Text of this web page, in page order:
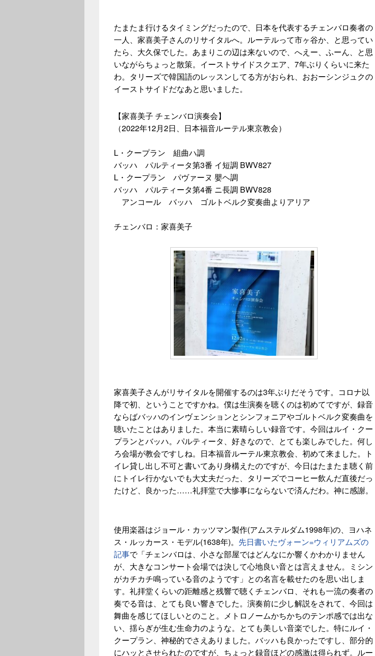
たまたま行けるタイミングだったので、日本を代表するチェンバロ奏者の
一人、家喜美子さんのリサイタルへ。ルーテルって市ヶ谷か、と思ってい
たら、大久保でした。あまりこの辺は来ないので、へえー、ふーん、と思
いながらちょっと散策。イーストサイドスクエア、7年ぶりくらいに来た
わ。タリーズで韓国語のレッスンしてる方がおられ、おおーシンジュクの
イーストサイドだなあと思いました。
【家喜美子 チェンバロ演奏会】
（2022年12月2日、日本福音ルーテル東京教会）
L・クープラン 組曲ハ調
バッハ パルティータ第3番 イ短調 BWV827
L・クープラン パヴァーヌ 嬰ヘ調
バッハ パルティータ第4番 ニ長調 BWV828
アンコール バッハ ゴルトベルク変奏曲よりアリア
チェンバロ：家喜美子
家喜美子さんがリサイタルを開催するのは3年ぶりだそうです。コロナ以
降で初、ということですかね。僕は生演奏を聴くのは初めてですが、録音
ならばバッハのインヴェンションとシンフォニアやゴルトベルク変奏曲を
聴いたことはありました。本当に素晴らしい録音です。今回はルイ・クー
プランとバッハ。パルティータ、好きなので、とても楽しみでした。何し
ろ会場が教会ですしね。日本福音ルーテル東京教会、初めて来ました。ト
イレ貸し出し不可と書いてあり身構えたのですが、今日はたまたま聴く前
にトイレ行かないでも大丈夫だった、タリーズでコーヒー飲んだ直後だっ
たけど、良かった……礼拝堂で大惨事にならないで済んだわ。神に感謝。
使用楽器はジョール・カッツマン製作(アムステルダム1998年)の、ヨハネ
ス・ルッカース・モデル(1638年)。 先日書いたヴォーン=ウィリアムズの
記事で「チェンバロは、小さな部屋ではどんなにか響くかわかりません
が、大きなコンサート会場では決して心地良い音とは言えません。ミシン
がカチカチ鳴っている音のようです」との名言を載せたのを思い出しま
す。礼拝堂くらいの距離感と残響で聴くチェンバロ、それも一流の奏者の
奏でる音は、とても良い響きでした。演奏前に少し解説をされて、今回は
舞曲を感じてほしいとのこと。メトロノームかちかちのテンポ感では出な
い、揺らぎが生む生命力のような。とても美しい音楽でした。特にルイ・
クープラン、神秘的でさえありました。バッハも良かったですし、部分的
にハッとさせられたのですが、ちょっと録音ほどの感激は得られず。ルー